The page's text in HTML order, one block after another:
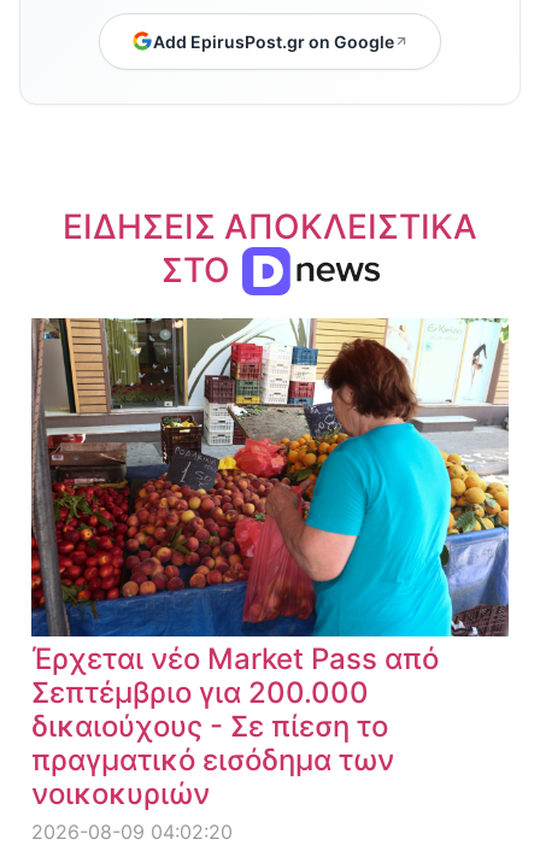
Add EpirusPost.gr on Google
ΕΙΔΗΣΕΙΣ ΑΠΟΚΛΕΙΣΤΙΚΑ
ΣΤΟ
Έρχεται νέο Market Pass από
Σεπτέμβριο για 200.000
δικαιούχους - Σε πίεση το
πραγματικό εισόδημα των
νοικοκυριών
2026-08-09 04:02:20